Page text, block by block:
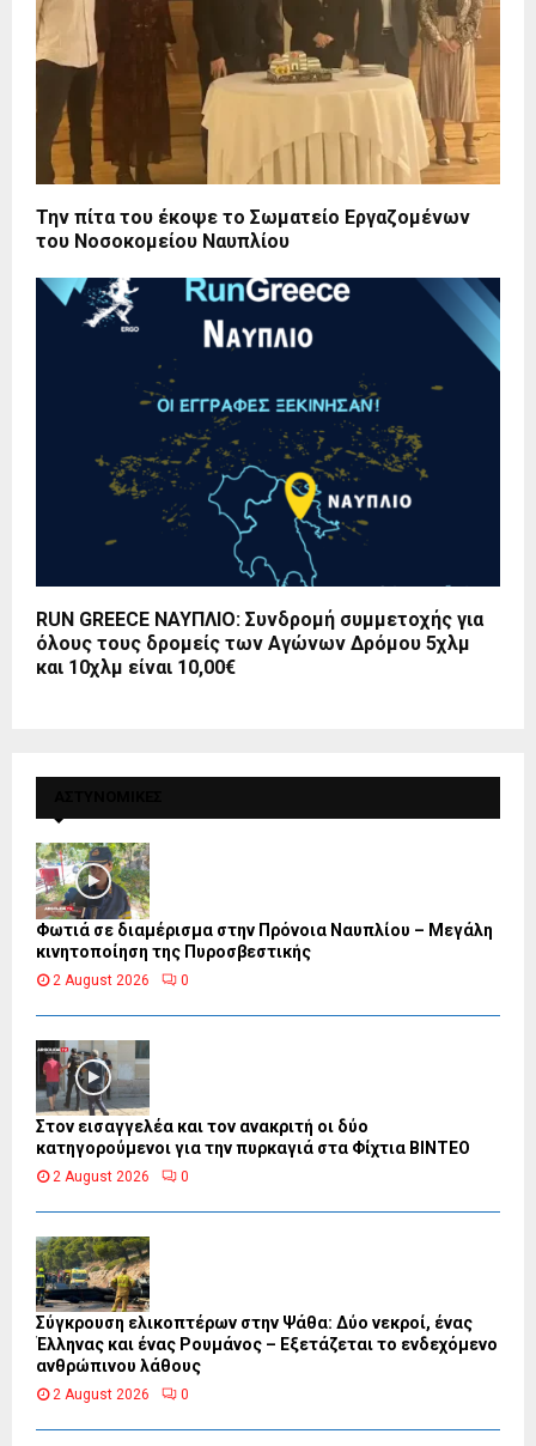
Την πίτα του έκοψε το Σωματείο Εργαζομένων
του Νοσοκομείου Ναυπλίου
RUN GREECE ΝΑΥΠΛΙΟ: Συνδρομή συμμετοχής για
όλους τους δρομείς των Αγώνων Δρόμου 5χλμ
και 10χλμ είναι 10,00€
Φωτιά σε διαμέρισμα στην Πρόνοια Ναυπλίου – Μεγάλη
κινητοποίηση της Πυροσβεστικής
2 August 2026 0
Στον εισαγγελέα και τον ανακριτή οι δύο
κατηγορούμενοι για την πυρκαγιά στα Φίχτια ΒΙΝΤΕΟ
2 August 2026 0
Σύγκρουση ελικοπτέρων στην Ψάθα: Δύο νεκροί, ένας
Έλληνας και ένας Ρουμάνος – Εξετάζεται το ενδεχόμενο
ανθρώπινου λάθους
2 August 2026 0